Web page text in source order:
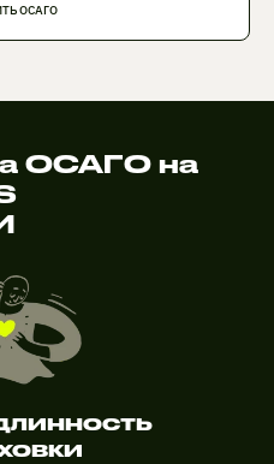
ОСАГО
ОСАГО на